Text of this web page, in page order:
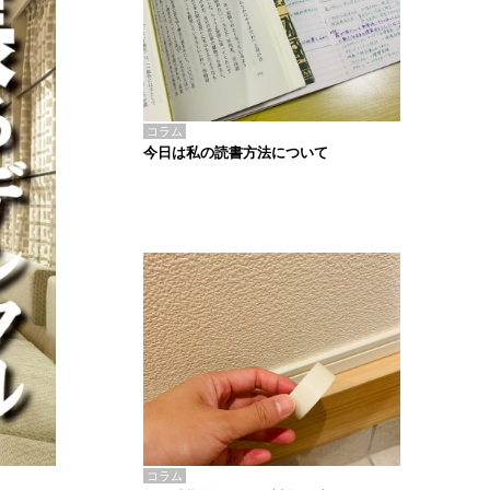
コラム
今日は私の読書方法について
コラム